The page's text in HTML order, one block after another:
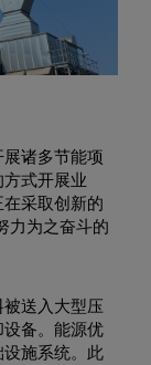
诸多节能项
式开展业
采取创新的
力为之奋斗的
送入大型压
备。能源优
施系统。此